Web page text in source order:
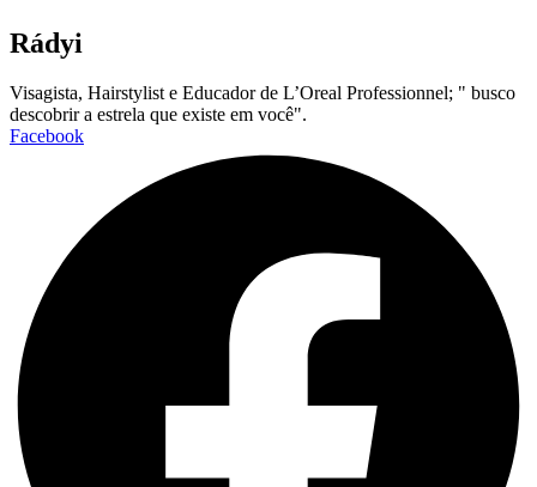
Rádyi
Visagista, Hairstylist e Educador de L’Oreal Professionnel; " busco
descobrir a estrela que existe em você".
Facebook